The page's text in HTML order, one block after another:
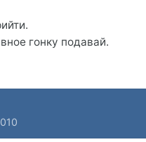
гонку подавай.